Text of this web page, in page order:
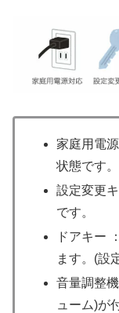
家庭用電
状態です。
設定変更
です。
ドアキー
ます。(設
音量調整
ューム)が